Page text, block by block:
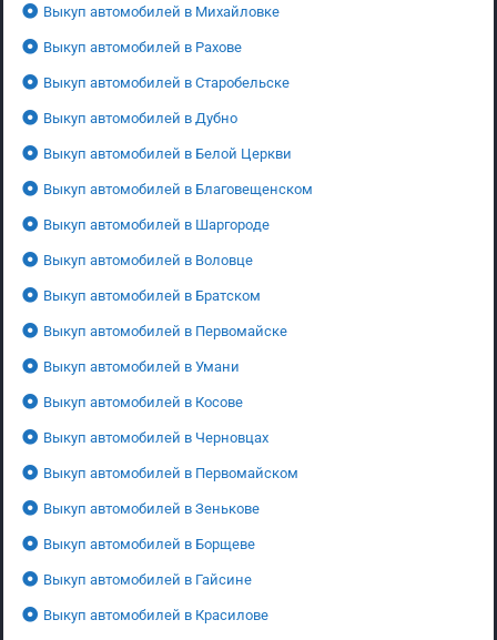
Выкуп автомобилей в Михайловке
Выкуп автомобилей в Рахове
Выкуп автомобилей в Старобельске
Выкуп автомобилей в Дубно
Выкуп автомобилей в Белой Церкви
Выкуп автомобилей в Благовещенском
Выкуп автомобилей в Шаргороде
Выкуп автомобилей в Воловце
Выкуп автомобилей в Братском
Выкуп автомобилей в Первомайске
Выкуп автомобилей в Умани
Выкуп автомобилей в Косове
Выкуп автомобилей в Черновцах
Выкуп автомобилей в Первомайском
Выкуп автомобилей в Зенькове
Выкуп автомобилей в Борщеве
Выкуп автомобилей в Гайсине
Выкуп автомобилей в Красилове